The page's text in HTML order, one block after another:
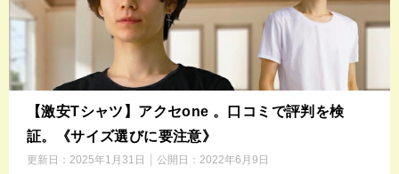
【激安Tシャツ】アクセone 。口コミで評判を検
証。《サイズ選びに要注意》
更新日： 2025年1月31日 公開日： 2022年6月9日